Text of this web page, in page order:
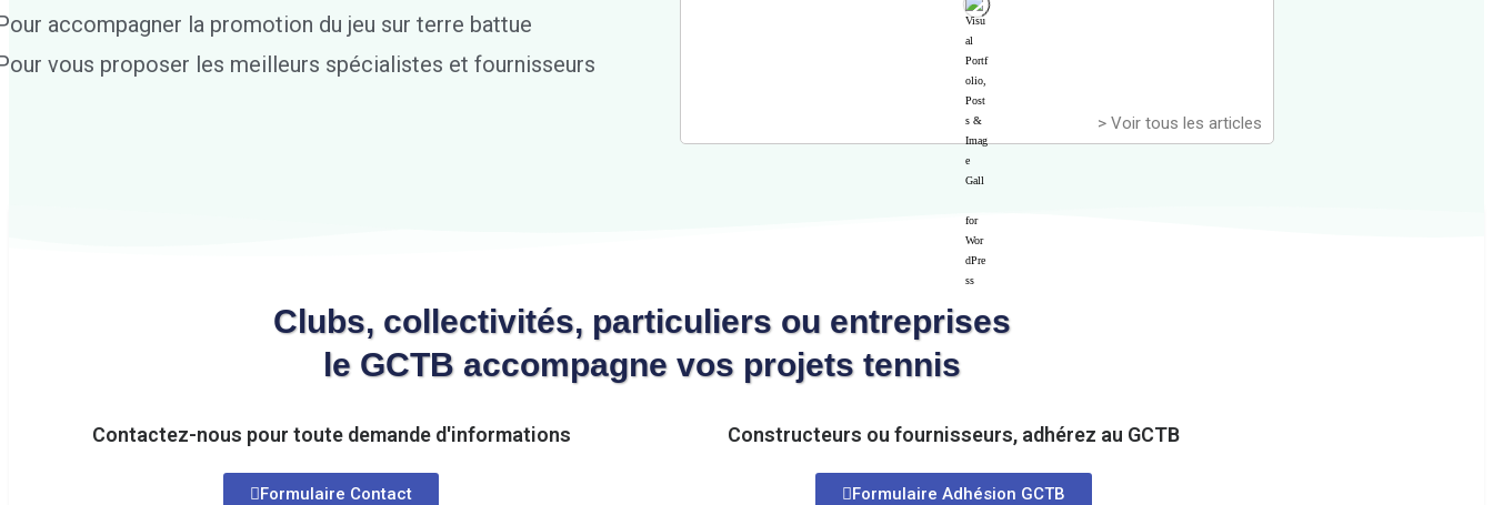
accompagner la promotion du jeu sur terre battue
vous proposer les meilleurs spécialistes et fournisseurs
> Voir tous les articles
Clubs, collectivités, particuliers ou entreprises
le GCTB accompagne vos projets tennis
Contactez-nous pour toute demande d'informations
Formulaire Contact
Constructeurs ou fournisseurs, adhérez au GCTB
Formulaire Adhésion GCTB